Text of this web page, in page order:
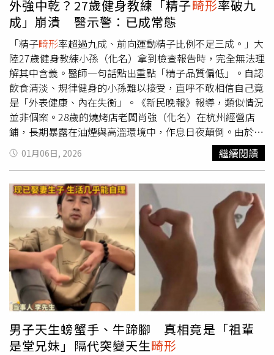
Threads上迅速漲粉。Amanda曾分享與母親蔡幸娟在私人
飛機上的合照，卻用愛心遮臉，不願靠母親光環博流量。
（圖／翻攝自Amanda Threads）身為星二代，Amanda顯
得相當低調。雖然曾上傳與媽媽在私人飛機上的合照，卻貼
心地用愛心遮住媽媽的臉，顯見她不想消費母親名氣。事實
上，蔡幸娟過去也曾主動分享母女合照，當時便有許多粉絲
誇讚母女倆顏值極高，站在一起宛如姊妹。59歲的蔡幸娟當
年以〈星星知我心〉、〈中國娃娃〉等暢銷曲紅遍東南亞，
有「中國娃娃」、「小鄧麗君」之稱。她2003年跟電視節
目製作人謝孔忠結婚，並育有一女，但5年後離婚，由她獨
自撫養女兒長大。蔡幸娟也曾分享跟女兒的合照。（圖／翻
攝自蔡幸娟臉書粉絲團）而蔡幸娟自2011年後就淡出演藝
圈，鮮少在鏡頭前露面，幾年前曾傳出她以3億多買下台北
市「元大柏悅」豪宅，與連戰夫婦為鄰，如今女兒亭亭玉
立，蔡幸娟偶爾也會分享旅遊照片，看來很享受優雅愜意的
退休生活。
外強中乾？27歲健身教練「精子畸形率破九
成」崩潰 醫示警：已成常態
「精子畸形率超過九成、前向運動精子比例不足三成。」大
陸27歲健身教練小孫（化名）拿到檢查報告時，完全無法理
解其中含義。醫師一句話點出重點「精子品質偏低」。自認
飲食清淡、規律健身的小孫難以接受，直呼不敢相信自己竟
是「外表健康、內在失衡」。《新民晚報》報導，類似情況
並非個案。28歲的燒烤店老闆肖強（化名）在杭州經營店
鋪，長期暴露在油煙與高溫環境中，作息日夜顛倒。由於結
婚一年遲遲未能懷孕，在妻子檢查正常後，他走進醫院檢
查，結果顯示精子
率明顯偏高。醫師指出，高溫、熬夜
產科醫院生殖男科醫師李景平表示，近年來愈來愈多年輕男
性面臨精子品質下降問題。不孕不育夫妻中，約有近半原因
與男性因素相關，弱畸形
精子症已成為常見診斷。專家在
2024年人類精子庫論壇上指出，捐精志願者合格率持續下
滑，反映男性生殖健康壓力日增。研究也顯示，男性25至
35歲精子品質最佳，之後逐年下降，而久坐、熬夜、吸菸飲
酒與精神壓力，都是影響關鍵。李景平提醒，透過改善生活
方式仍有機會逆轉風險，包括避免久坐、規律作息、戒菸限
酒、均衡飲食與適度運動。這場無聲的「精子品質警訊」，
正提醒年輕男性及早正視自身生殖健康。
01月06日, 2026 繼續閱讀
男子天生螃蟹手、牛蹄腳 真相竟是「祖輩
是堂兄妹」隔代突變天生畸形